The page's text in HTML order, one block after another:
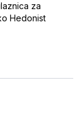
za
Hedonist